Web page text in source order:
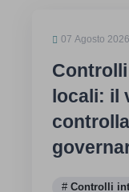
07 Agosto 2026
locali: il
Controlli